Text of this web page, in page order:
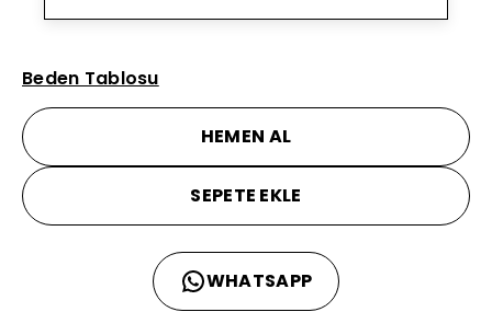
Beden Tablosu
HEMEN AL
SEPETE EKLE
WHATSAPP